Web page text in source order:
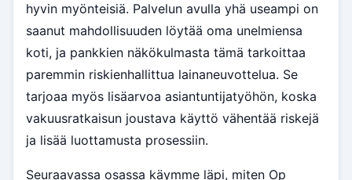
hyvin myönteisiä. Palvelun avulla yhä useampi on
saanut mahdollisuuden löytää oma unelmiensa
koti, ja pankkien näkökulmasta tämä tarkoittaa
paremmin riskienhallittua lainaneuvottelua. Se
tarjoaa myös lisäarvoa asiantuntijatyöhön, koska
vakuusratkaisun joustava käyttö vähentää riskejä
ja lisää luottamusta prosessiin.
Seuraavassa osassa käymme läpi, miten Op